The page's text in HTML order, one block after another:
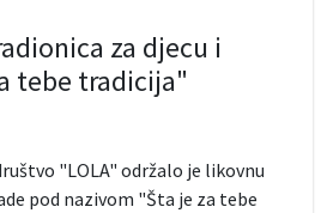
za djecu i
tebe tradicija"
"LOLA" održalo je likovnu
pod nazivom "Šta je za tebe